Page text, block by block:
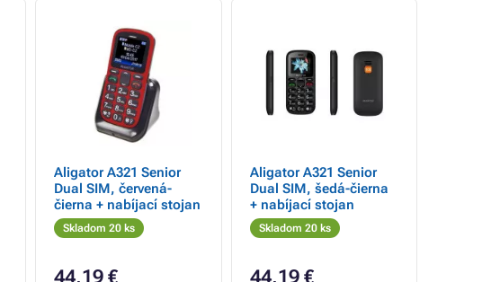
Aligator A321 Senior
Dual SIM, červená-
čierna + nabíjací stojan
Skladom 20 ks
44,19 €
Aligator A321 Senior
Dual SIM, šedá-čierna
+ nabíjací stojan
Skladom 20 ks
44,19 €